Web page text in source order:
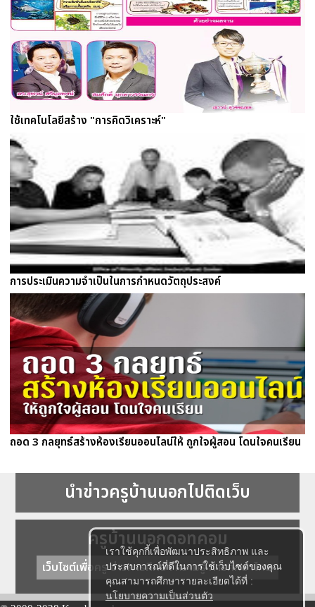
เราใช้คุกกี้เพื่อพัฒนาประสิทธิภาพ และ
ประสบการณ์ที่ดีในการใช้เว็บไซต์ของคุณ
คุณสามารถศึกษารายละเอียดได้ที่ :
นโยบายความเป็นส่วนตัว
ใช้เทคโนโลยีสร้าง "การคิดวิเคราะห์"
การประเมินความจำเป็นในการกำหนดวัตถุประสงค์
ถอด 3 กลยุทธ์สร้างห้องเรียนออนไลน์ให้ ถูกใจผู้สอน โดนใจคนเรียน
นำข่าวครูบ้านนอกไปติดเว็บ
ครูบ้านนอกดอทคอม
เว็บไซต์เพื่อครู ข่าวการศึกษา ความรู้ การศึกษาไทย